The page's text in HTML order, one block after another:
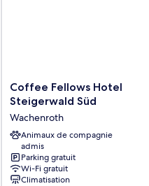
Coffee
Fellows
Hotel
Steigerwald
Süd
Wachenroth
Coffee Fellows Hotel
Steigerwald Süd
Wachenroth
Animaux de compagnie
admis
Parking gratuit
Wi-Fi gratuit
Climatisation